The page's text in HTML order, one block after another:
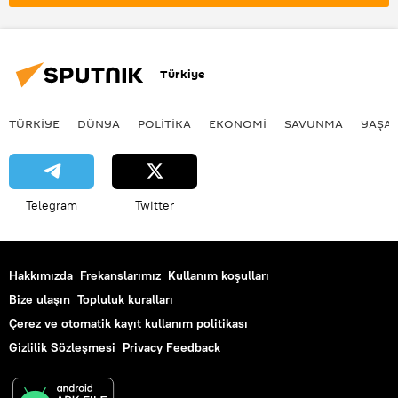
AK Parti
kabine
Kabine
Kabine Toplantısı
Kabine değişikliği
Kabine değişlikliği
kabine listesi
Türkiye
TÜRKIYE DÜNYA POLİTİKA EKONOMİ SAVUNMA
Telegram Twitter
Hakkımızda Frekanslarımız Kullanım koşulları
Bize ulaşın Topluluk kuralları
Çerez ve otomatik kayıt kullanım politikası
Gizlilik Sözleşmesi Privacy Feedback